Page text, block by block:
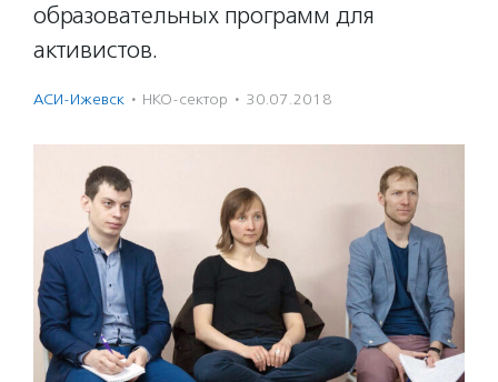
образовательных программ для
активистов.
АСИ-Ижевск · НКО-сектор · 30.07.2018